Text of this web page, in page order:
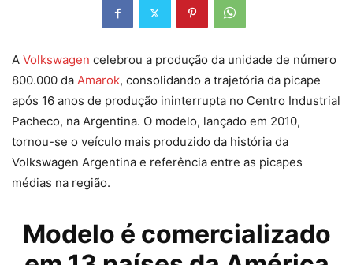
A Volkswagen celebrou a produção da unidade de número
800.000 da Amarok, consolidando a trajetória da picape
após 16 anos de produção ininterrupta no Centro Industrial
Pacheco, na Argentina. O modelo, lançado em 2010,
tornou-se o veículo mais produzido da história da
Volkswagen Argentina e referência entre as picapes
médias na região.
Modelo é comercializado